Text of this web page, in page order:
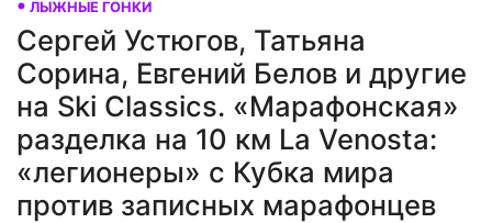
ЛЫЖНЫЕ ГОНКИ
Сергей Устюгов, Татьяна
Сорина, Евгений Белов и другие
на Ski Classics. «Марафонская»
разделка на 10 км La Venosta:
«легионеры» с Кубка мира
против записных марафонцев